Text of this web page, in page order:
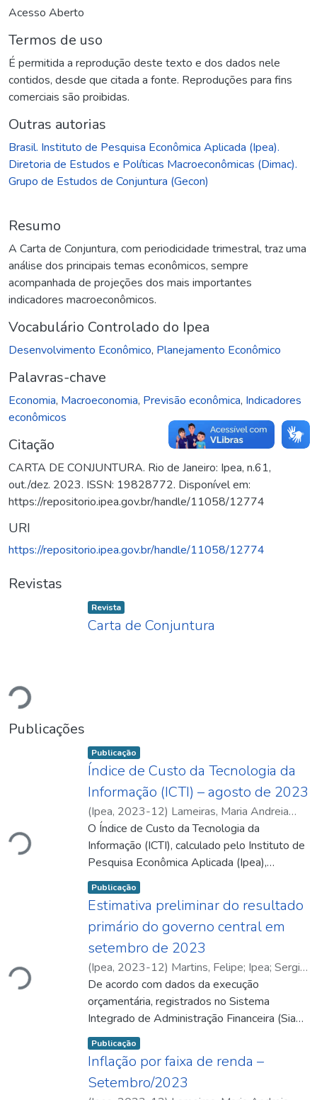
Acesso Aberto
Termos de uso
É permitida a reprodução deste texto e dos dados nele
contidos, desde que citada a fonte. Reproduções para fins
comerciais são proibidas.
Outras autorias
Brasil. Instituto de Pesquisa Econômica Aplicada (Ipea).
Diretoria de Estudos e Políticas Macroeconômicas (Dimac).
Grupo de Estudos de Conjuntura (Gecon)
Resumo
A Carta de Conjuntura, com periodicidade trimestral, traz uma
análise dos principais temas econômicos, sempre
acompanhada de projeções dos mais importantes
indicadores macroeconômicos.
Vocabulário Controlado do Ipea
Desenvolvimento Econômico, Planejamento Econômico
Palavras-chave
Economia, Macroeconomia, Previsão econômica, Indicadores
econômicos
Citação
CARTA DE CONJUNTURA. Rio de Janeiro: Ipea, n.61,
out./dez. 2023. ISSN: 19828772. Disponível em:
https://repositorio.ipea.gov.br/handle/11058/12774
URI
https://repositorio.ipea.gov.br/handle/11058/12774
Revistas
Carregando...
Item type:
Revista ,
Carta de Conjuntura
Publicações
Carregando...
Item type:
Publicação ,
Índice de Custo da Tecnologia da
Informação (ICTI) – agosto de 2023
(Ipea, 2023-12) Lameiras, Maria Andreia
Parente ;Oliveira, Tarsylla da Silva de Godoy
Ipea;Maria Andreia Parente Lameiras;
Tarsylla da Silva de Godoy Oliveira
O Índice de Custo da Tecnologia da
Informação (ICTI), calculado pelo Instituto de
Pesquisa Econômica Aplicada (Ipea),
apresentou taxa de variação de -0,07% em
agosto de 2023, situando-se 0,04 ponto
percentual (p.p.) abaixo da taxa registrada no
mês anterior. Na comparação com o mesmo
mês de 2022, a variação foi 0,32 p.p. menor.
Carregando...
Item type:
Publicação ,
Estimativa preliminar do resultado
primário do governo central em
setembro de 2023
(Ipea, 2023-12) Martins, Felipe; Ipea; Sergio
Ferreira;Felipe Martins
De acordo com dados da execução
orçamentária, registrados no Sistema
Integrado de Administração Financeira (Siafi)
do governo federal, obtidos por meio do
Tesouro Gerencial, os quais fornecem boa
aproximação com os dados oficiais relativos
ao resultado primário que será divulgado
Item type:
Publicação ,
Inflação por faixa de renda –
Setembro/2023